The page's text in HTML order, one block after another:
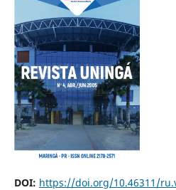
DOI: https://doi.org/10.46311/